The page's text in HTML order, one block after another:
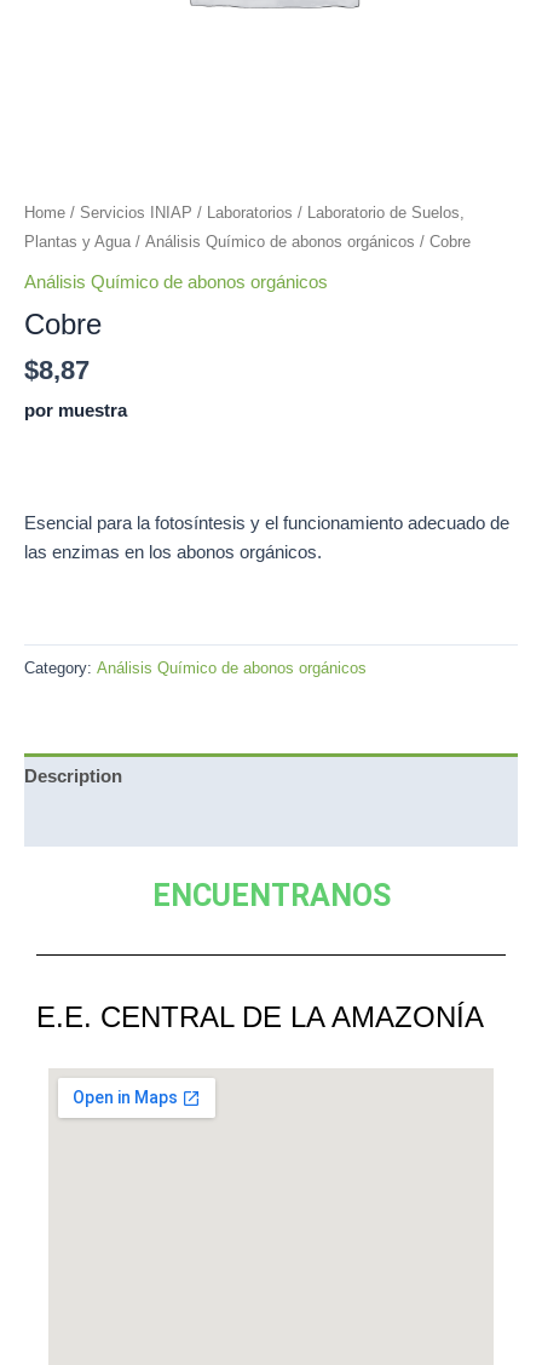
Home / Servicios INIAP / Laboratorios / Laboratorio de Suelos,
Plantas y Agua / Análisis Químico de abonos orgánicos / Cobre
Análisis Químico de abonos orgánicos
Cobre
$8,87
por muestra
Esencial para la fotosíntesis y el funcionamiento adecuado de
las enzimas en los abonos orgánicos.
Category: Análisis Químico de abonos orgánicos
Description
ENCUENTRANOS
E.E. CENTRAL DE LA AMAZONÍA